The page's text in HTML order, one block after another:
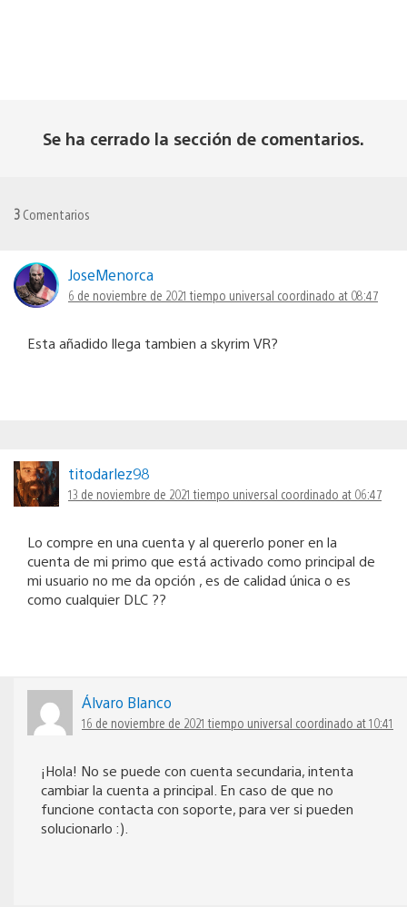
Se ha cerrado la sección de comentarios.
3 Comentarios
JoseMenorca
6 de noviembre de 2021 tiempo universal coordinado at 08:47
Esta añadido llega tambien a skyrim VR?
titodarlez98
13 de noviembre de 2021 tiempo universal coordinado at 06:47
Lo compre en una cuenta y al quererlo poner en la
cuenta de mi primo que está activado como principal de
mi usuario no me da opción , es de calidad única o es
como cualquier DLC ??
Álvaro Blanco
16 de noviembre de 2021 tiempo universal coordinado at 10:41
¡Hola! No se puede con cuenta secundaria, intenta
cambiar la cuenta a principal. En caso de que no
funcione contacta con soporte, para ver si pueden
solucionarlo :).